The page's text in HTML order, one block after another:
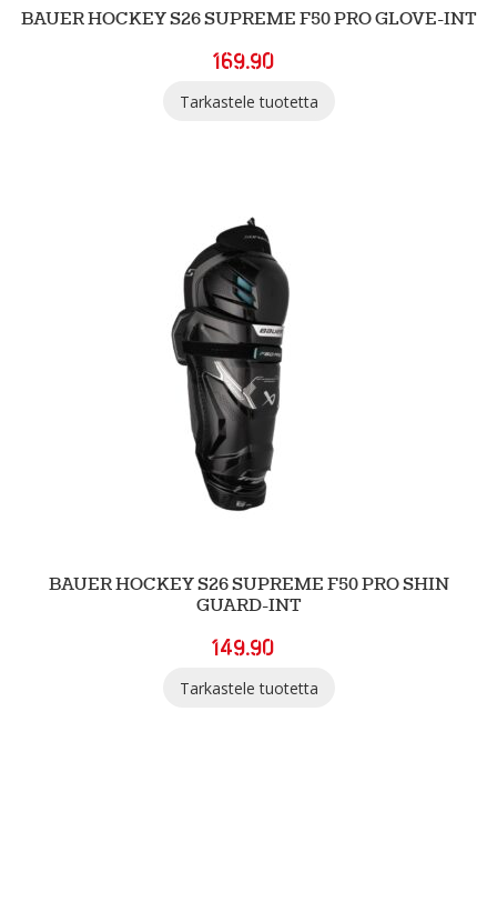
BAUER HOCKEY S26 SUPREME F50 PRO GLOVE-INT
169.90
Tarkastele tuotetta
BAUER HOCKEY S26 SUPREME F50 PRO SHIN
GUARD-INT
149.90
Tarkastele tuotetta